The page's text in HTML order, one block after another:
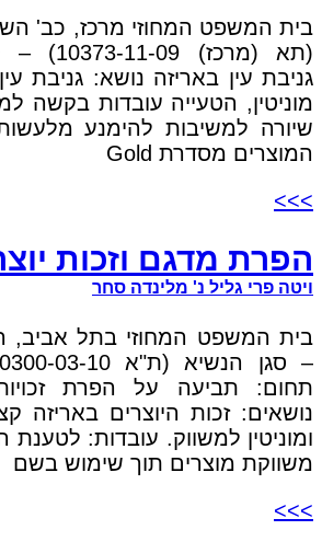
בית המשפט המחוזי מרכז, כב'
גניבת עין באריזה נושא: גניבת
מוניטין, הטעייה עובדות בקשה
שיורה למשיבות להימנע
המוצרים מסדרת Gold
>>>
הפרת מדגם וזכות
ויטה פרי גליל נ' מלינדה סחר
בית המשפט המחוזי בתל אביב,
תחום: תביעה על הפרת
נושאים: זכות היוצרים באריזה
ומוניטין למשווק. עובדות:
משווקת מוצרים תוך שימוש בשם
>>>